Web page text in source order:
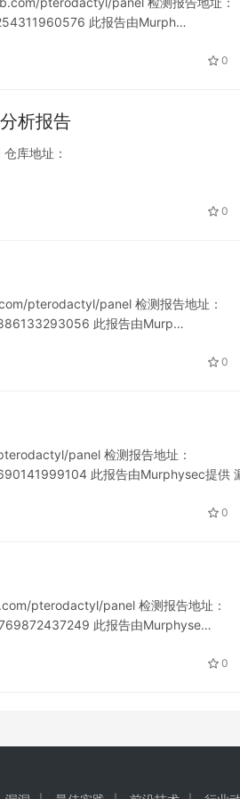
此报告由Murph…
0
析报告
库地址：
0
pterodactyl/panel 检测报告地址：
此报告由Murp…
0
panel 检测报告地址：
此报告由Murphysec提供
0
pterodactyl/panel 检测报告地址：
此报告由Murphyse…
0